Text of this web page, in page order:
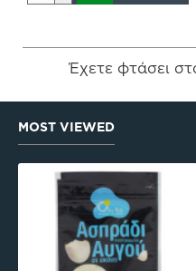
Έχετε φτάσει
MOST VIEWED